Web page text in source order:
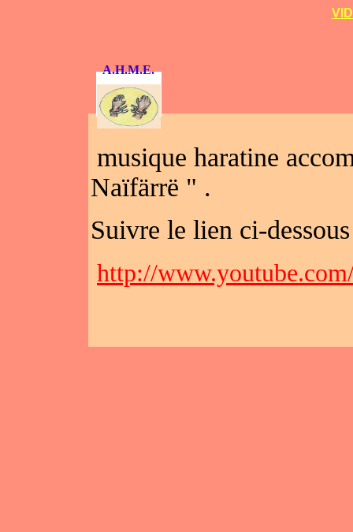
A.H.M.E.
musique haratine
Naïfärrë " .
Suivre le lien ci-dessous
http://